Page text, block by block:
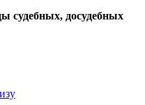
судебных, досудебных